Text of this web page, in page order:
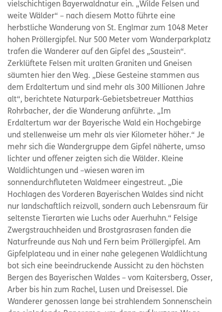
vielschichtigen Bayerwaldnatur ein. „Wilde Felsen und
weite Wälder“ – nach diesem Motto führte eine
herbstliche Wanderung von St. Englmar zum 1048 Meter
hohen Pröllergipfel. Nur 500 Meter vom Wanderparkplatz
trafen die Wanderer auf den Gipfel des „Saustein“.
Zerklüftete Felsen mit uralten Graniten und Gneisen
säumten hier den Weg. „Diese Gesteine stammen aus
dem Erdaltertum und sind mehr als 300 Millionen Jahre
alt“, berichtete Naturpark-Gebietsbetreuer Matthias
Rohrbacher, der die Wanderung anführte. „Im
Erdaltertum war der Bayerische Wald ein Hochgebirge
und stellenweise um mehr als vier Kilometer höher.“ Je
mehr sich die Wandergruppe dem Gipfel näherte, umso
lichter und offener zeigten sich die Wälder. Kleine
Waldlichtungen und –wiesen waren im
sonnendurchfluteten Waldmeer eingestreut. „Die
Hochlagen des Vorderen Bayerischen Waldes sind nicht
nur landschaftlich reizvoll, sondern auch Lebensraum für
seltenste Tierarten wie Luchs oder Auerhuhn.“ Felsige
Zwergstrauchheiden und Brostgrasrasen fanden die
Naturfreunde aus Nah und Fern beim Pröllergipfel. Am
Gipfelplateau und in einer nahe gelegenen Waldlichtung
bot sich eine beeindruckende Aussicht zu den höchsten
Bergen des Bayerischen Waldes – vom Kaitersberg, Osser,
Arber bis hin zum Rachel, Lusen und Dreisessel. Die
Wanderer genossen lange bei strahlendem Sonnenschein